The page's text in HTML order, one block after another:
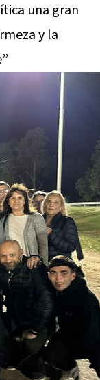
una gran
y la